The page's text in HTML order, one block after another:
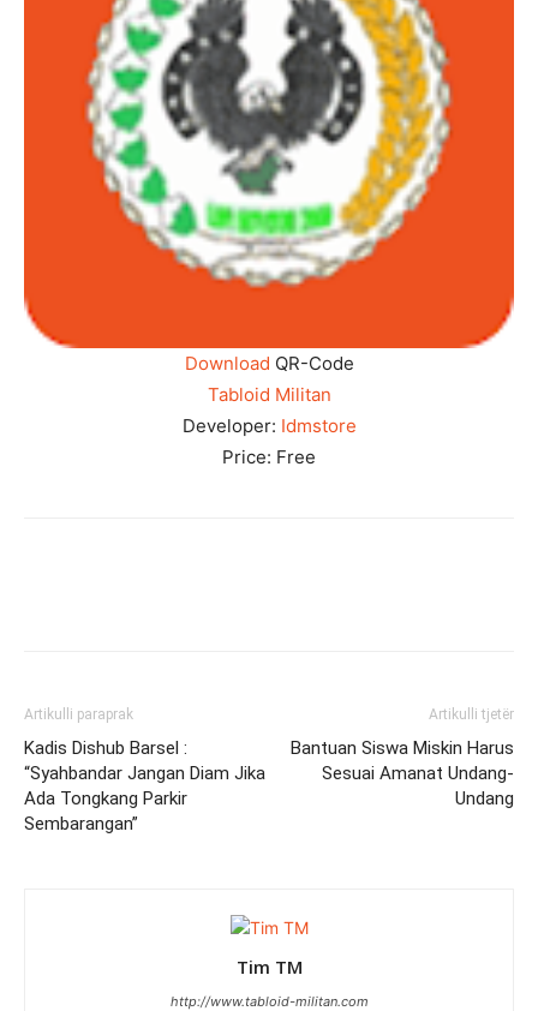
Download QR-Code
Tabloid Militan
Developer: Idmstore
Price: Free
Artikulli paraprak
Kadis Dishub Barsel :
“Syahbandar Jangan Diam Jika
Ada Tongkang Parkir
Sembarangan”
Artikulli tjetër
Bantuan Siswa Miskin Harus
Sesuai Amanat Undang-
Undang
Tim TM
http://www.tabloid-militan.com